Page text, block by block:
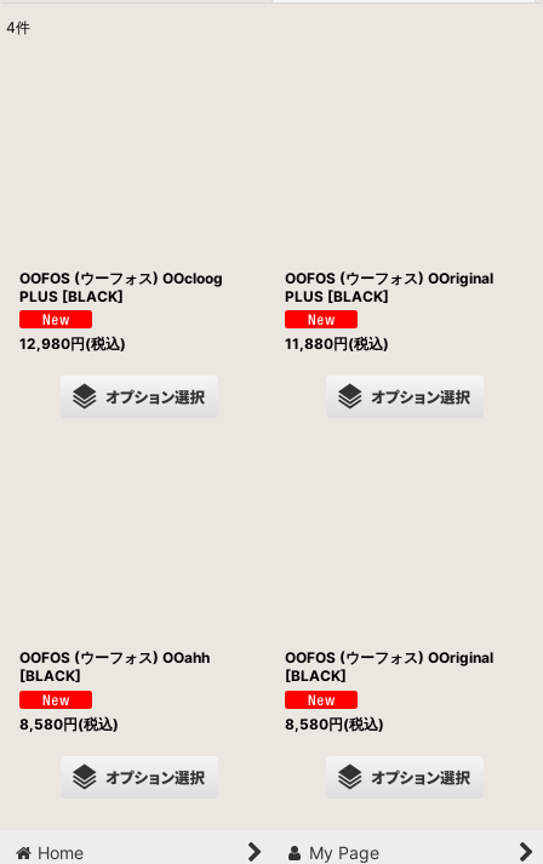
4件
OOFOS (ウーフォス) OOcloog
PLUS [BLACK]
12,980円(税込)
OOFOS (ウーフォス) OOriginal
PLUS [BLACK]
11,880円(税込)
OOFOS (ウーフォス) OOahh
[BLACK]
8,580円(税込)
OOFOS (ウーフォス) OOriginal
[BLACK]
8,580円(税込)
Home My Page